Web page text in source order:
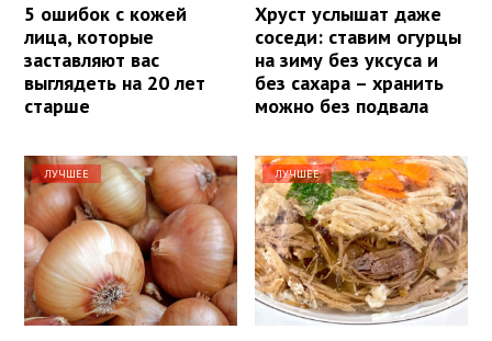
5 ошибок с кожей
лица, которые
заставляют вас
выглядеть на 20 лет
старше
Хруст услышат даже
соседи: ставим огурцы
на зиму без уксуса и
без сахара – хранить
можно без подвала
ЛУЧШЕЕ ЛУЧШЕЕ